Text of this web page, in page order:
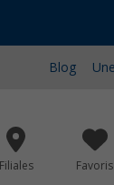
Blog
Filiales Favoris